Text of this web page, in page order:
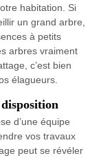
habitation. Si
un grand arbre,
à petits
arbres vraiment
c’est bien
élagueurs.
d’une équipe
vos travaux
peut se révéler